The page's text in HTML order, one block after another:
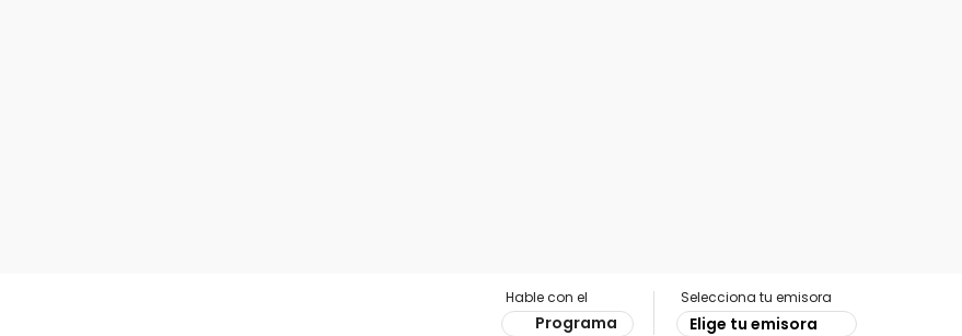
Hable con el
Programa
Selecciona tu emisora
Elige tu emisora